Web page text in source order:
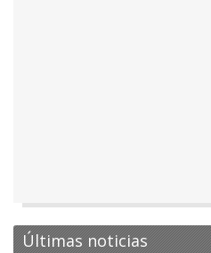
Últimas noticias